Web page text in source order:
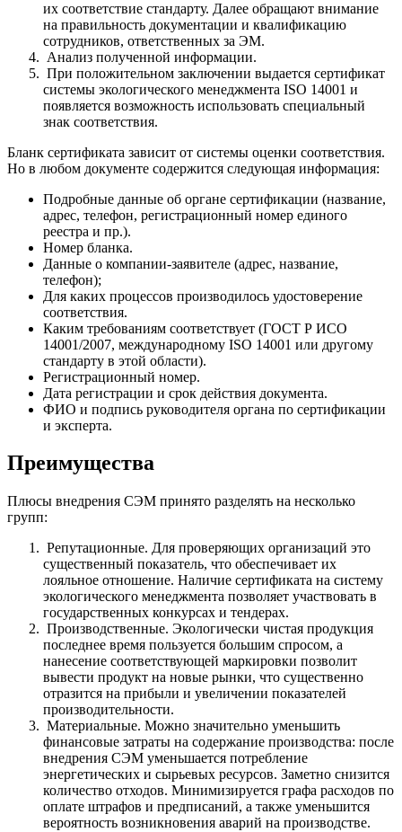
их соответствие стандарту. Далее обращают внимание
на правильность документации и квалификацию
сотрудников, ответственных за ЭМ.
Анализ полученной информации.
При положительном заключении выдается сертификат
системы экологического менеджмента ISO 14001 и
появляется возможность использовать специальный
знак соответствия.
Бланк сертификата зависит от системы оценки соответствия.
Но в любом документе содержится следующая информация:
Подробные данные об органе сертификации (название,
адрес, телефон, регистрационный номер единого
реестра и пр.).
Номер бланка.
Данные о компании-заявителе (адрес, название,
телефон);
Для каких процессов производилось удостоверение
соответствия.
Каким требованиям соответствует (ГОСТ Р ИСО
14001/2007, международному ISO 14001 или другому
стандарту в этой области).
Регистрационный номер.
Дата регистрации и срок действия документа.
ФИО и подпись руководителя органа по сертификации
и эксперта.
Преимущества
Плюсы внедрения СЭМ принято разделять на несколько
групп:
Репутационные. Для проверяющих организаций это
существенный показатель, что обеспечивает их
лояльное отношение. Наличие сертификата на систему
экологического менеджмента позволяет участвовать в
государственных конкурсах и тендерах.
Производственные. Экологически чистая продукция
последнее время пользуется большим спросом, а
нанесение соответствующей маркировки позволит
вывести продукт на новые рынки, что существенно
отразится на прибыли и увеличении показателей
производительности.
Материальные. Можно значительно уменьшить
финансовые затраты на содержание производства: после
внедрения СЭМ уменьшается потребление
энергетических и сырьевых ресурсов. Заметно снизится
количество отходов. Минимизируется графа расходов по
оплате штрафов и предписаний, а также уменьшится
вероятность возникновения аварий на производстве.